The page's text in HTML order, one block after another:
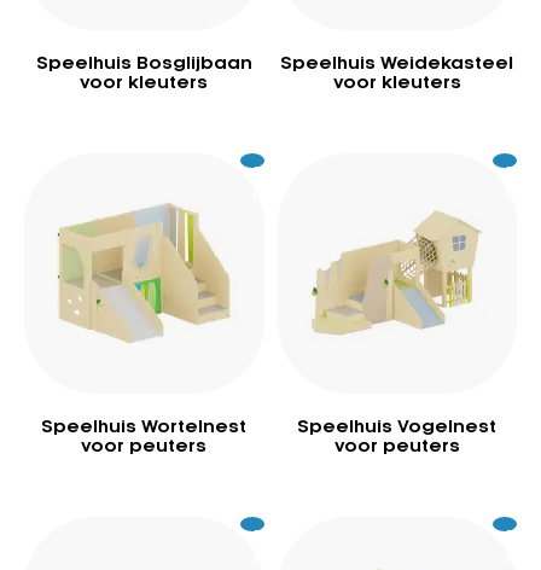
Speelhuis Bosglijbaan
voor kleuters
Speelhuis Weidekasteel
voor kleuters
Speelhuis Wortelnest
voor peuters
5.689
Excl.
Speelhuis Vogelnest
voor peuters
Excl.
7.459
Excl.
Excl.